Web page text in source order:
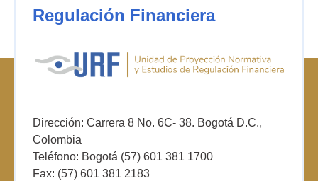
Regulación Financiera
Dirección: Carrera 8 No. 6C- 38. Bogotá D.C.,
Colombia
Teléfono: Bogotá (57) 601 381 1700
Fax: (57) 601 381 2183